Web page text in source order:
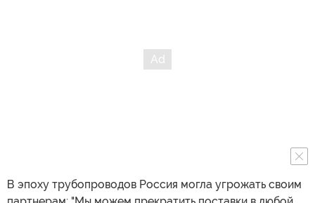
В эпоху трубопроводов Россия могла угрожать своим